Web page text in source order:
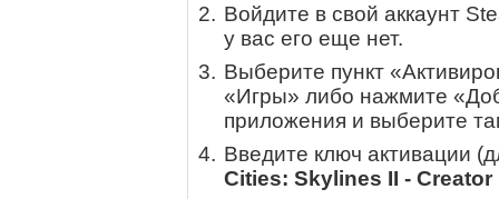
Войдите в свой аккаунт
у вас его еще нет.
Выберите пункт
«Игры» либо нажмите
приложения и выберите
Введите ключ активации
Cities: Skylines II -